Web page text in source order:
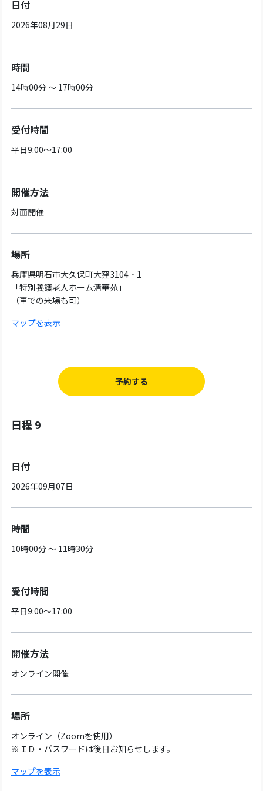
日付
2026年08月29日
時間
14時00分 ～ 17時00分
受付時間
平日9:00～17:00
開催方法
対面開催
場所
兵庫県明石市大久保町大窪3104‐1
「特別養護老人ホーム清華苑」
（車での来場も可）
マップを表示
予約する
日程 9
日付
2026年09月07日
時間
10時00分 ～ 11時30分
受付時間
平日9:00～17:00
開催方法
オンライン開催
場所
オンライン（Zoomを使用）
※ＩＤ・パスワードは後日お知らせします。
マップを表示